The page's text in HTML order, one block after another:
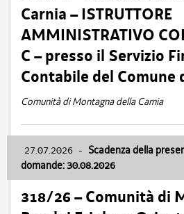
Carnia – ISTRUTTORE
AMMINISTRATIVO
C – presso il Servizio
Contabile del Comune
Comunità di Montagna della Carnia
27.07.2026 - Scadenza della
domande: 30.08.2026
318/26 – Comunità di